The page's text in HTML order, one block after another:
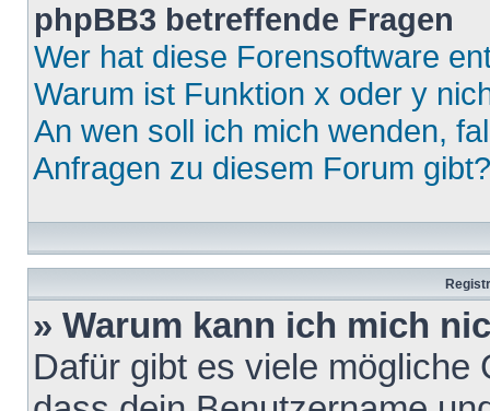
phpBB3 betreffende Fragen
Wer hat diese Forensoftware
Warum ist Funktion x oder y
An wen soll ich mich wenden,
Anfragen zu diesem Forum gibt?
» Warum kann ich mich
Dafür gibt es viele